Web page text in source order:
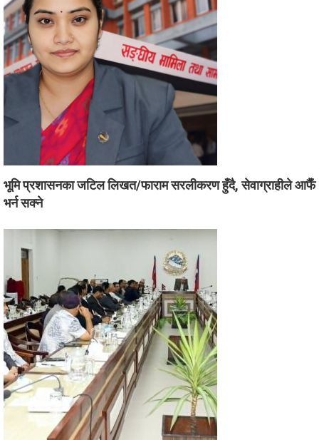
भूमि प्रशासनका जटिल लिखत/फाराम सरलीकरण हुँदै, सेवाग्राहीले आफैँ
भर्न सक्ने